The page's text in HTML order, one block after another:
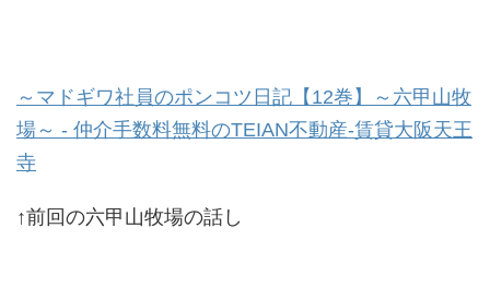
～マドギワ社員のポンコツ日記【12巻】～六甲山牧
場～ - 仲介手数料無料のTEIAN不動産-賃貸大阪天王
寺
↑前回の六甲山牧場の話し